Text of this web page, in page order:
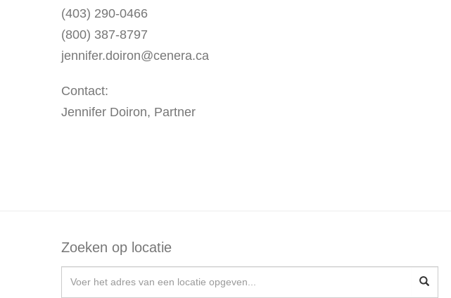
(403) 290-0466
(800) 387-8797
jennifer.doiron@cenera.ca
Contact:
Jennifer Doiron, Partner
Zoeken op locatie